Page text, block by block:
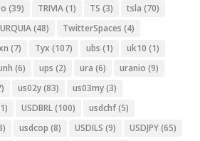
(39) TRIVIA(1) TS (3) tsla (70)
(48) TwitterSpaces (4)
(7) Tyx (107) ubs (1) uk10 (1)
(6) ups (2) ura (6) uranio (9)
us02y(83) us03my(3)
USDBRL(100) usdchf(5)
usdcop (8) USDILS (9) USDJPY(65)